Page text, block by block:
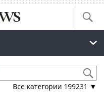
Все категории 199231 ▼